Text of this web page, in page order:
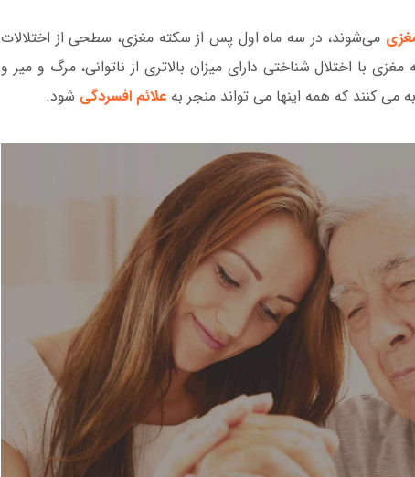
می‌شوند، در سه ماه اول پس از سکته مغزی، سطحی از اختلالات
با اختلال شناختی دارای میزان بالاتری از ناتوانی، مرگ و میر و
می کنند که همه اینها می تواند منجر به علائم افسردگی شود.